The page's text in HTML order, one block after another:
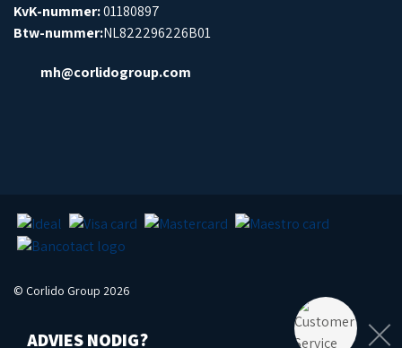
ADVIES NODIG?
KvK-nummer:01180897
Btw-nummer:NL822296226B01
mh@corlidogroup.com
© Corlido Group 2026